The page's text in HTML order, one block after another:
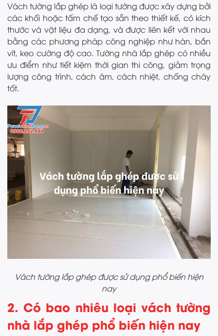
Vách tường lắp ghép là loại tường được xây dựng bởi
các khối hoặc tấm chế tạo sẵn theo thiết kế, có kích
thước và vật liệu đa dạng, và được liên kết với nhau
bằng các phương pháp công nghiệp như hàn, bắn
vít, keo cường độ cao. Tường nhà lắp ghép có nhiều
ưu điểm như tiết kiệm thời gian thi công, giảm trọng
lượng công trình, cách âm, cách nhiệt, chống cháy
tốt.
Vách tường lắp ghép được sử dụng phổ biến hiện
nay
2. Có bao nhiêu loại vách tường
nhà lắp ghép phổ biến hiện nay